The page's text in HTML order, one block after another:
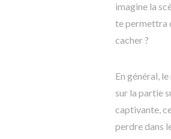
imagine la
te permettra
cacher ?
En général,
sur la partie
captivante,
perdre dans